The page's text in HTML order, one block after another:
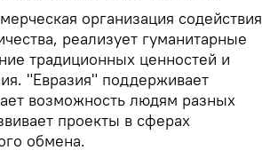
организация содействия
реализует гуманитарные
традиционных ценностей и
"Евразия" поддерживает
возможность людям разных
проекты в сферах
обмена.